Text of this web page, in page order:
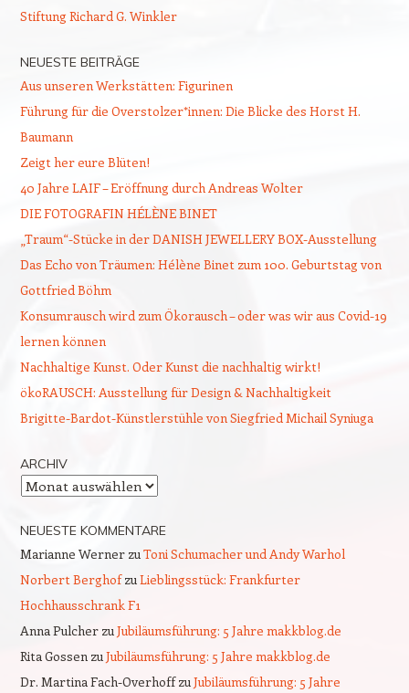
Stiftung Richard G. Winkler
NEUESTE BEITRÄGE
Aus unseren Werkstätten: Figurinen
Führung für die Overstolzer*innen: Die Blicke des Horst H.
Baumann
Zeigt her eure Blüten!
40 Jahre LAIF – Eröffnung durch Andreas Wolter
DIE FOTOGRAFIN HÉLÈNE BINET
„Traum“-Stücke in der DANISH JEWELLERY BOX-Ausstellung
Das Echo von Träumen: Hélène Binet zum 100. Geburtstag von
Gottfried Böhm
Konsumrausch wird zum Ökorausch – oder was wir aus Covid-19
lernen können
Nachhaltige Kunst. Oder Kunst die nachhaltig wirkt!
ökoRAUSCH: Ausstellung für Design & Nachhaltigkeit
Brigitte-Bardot-Künstlerstühle von Siegfried Michail Syniuga
ARCHIV
Archiv
NEUESTE KOMMENTARE
Marianne WernerzuToni Schumacher und Andy Warhol
Norbert BerghofzuLieblingsstück: Frankfurter
Hochhausschrank F1
Anna PulcherzuJubiläumsführung: 5 Jahre makkblog.de
Rita GossenzuJubiläumsführung: 5 Jahre makkblog.de
Dr. Martina Fach-OverhoffzuJubiläumsführung: 5 Jahre